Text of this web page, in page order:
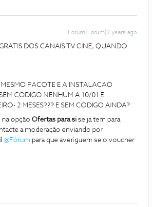
Forum|Forum|2 years ago
DOS CANAIS TV CINE, QUANDO
PACOTE E A INSTALACAO
CODIGO NENHUM A 10/01 E
2 MESES??? E SEM CODIGO AINDA?
na opção Ofertas para si se já tem para
a moderação enviando por
@Fórum para que averiguem se o voucher